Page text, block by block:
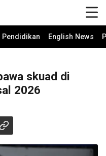
Pendidikan English News
skuad di
2026